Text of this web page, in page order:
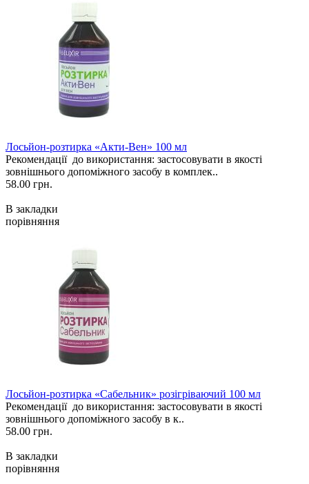
Лосьйон-розтирка «Акти-Вен» 100 мл
Рекомендації до використання: застосовувати в якості
зовнішнього допоміжного засобу в комплек..
58.00 грн.
В закладки
порівняння
Лосьйон-розтирка «Сабельник» розігріваючий 100 мл
Рекомендації до використання: застосовувати в якості
зовнішнього допоміжного засобу в к..
58.00 грн.
В закладки
порівняння